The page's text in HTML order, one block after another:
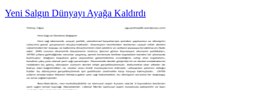
Yeni Salgın Dünyayı Ayağa Kaldırdı